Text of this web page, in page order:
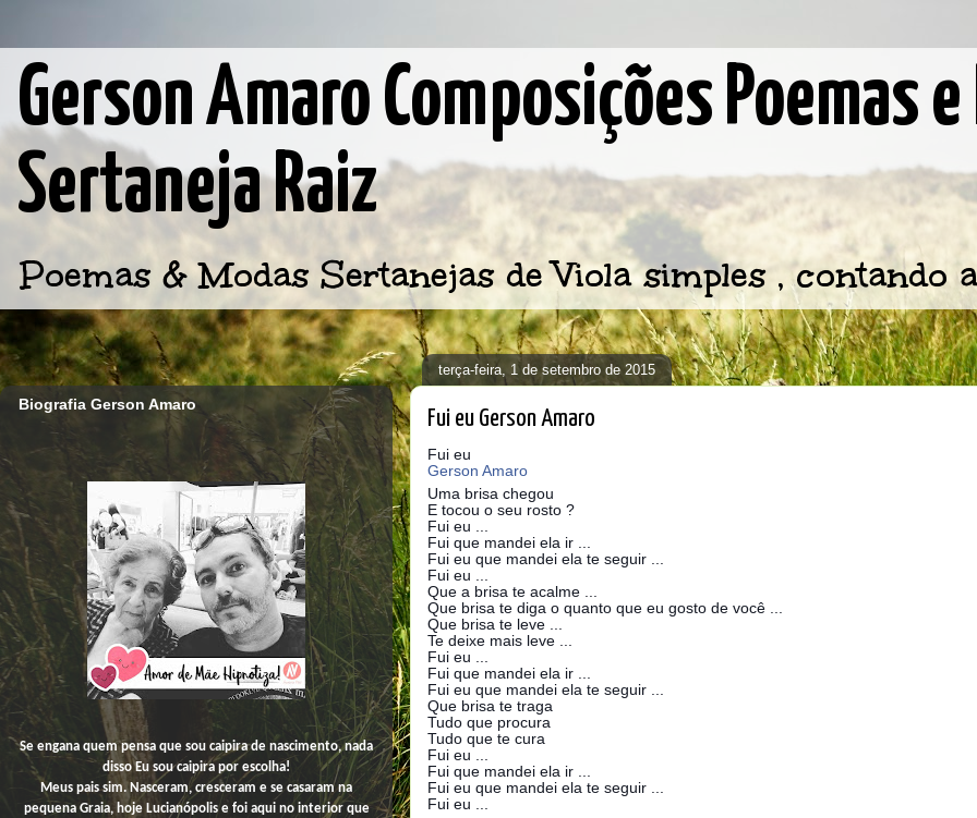
Gerson Amaro Composições Poemas
Sertaneja Raiz
Poemas & Modas Sertanejas de Viola simples , contando
terça-feira, 1 de setembro de 2015
Fui eu Gerson Amaro
Fui eu
Gerson Amaro
Uma brisa chegou
E tocou o seu rosto ?
Fui eu ...
Fui que mandei ela ir ...
Fui eu que mandei ela te seguir ...
Fui eu ...
Que a brisa te acalme ...
Que brisa te diga o quanto que eu gosto de você ...
Que brisa te leve ...
Te deixe mais leve ...
Fui eu ...
Fui que mandei ela ir ...
Fui eu que mandei ela te seguir ...
Que brisa te traga
Tudo que procura
Tudo que te cura
Fui eu ...
Fui que mandei ela ir ...
Fui eu que mandei ela te seguir ...
Fui eu ...
Biografia Gerson Amaro
Se engana quem pensa que sou caipira de nascimento, nada
dissoEu sou caipira por escolha!
Meus pais sim. Nasceram, cresceram e se casaram na
pequena Graia, hoje Lucianópolis e foi aqui no interior que